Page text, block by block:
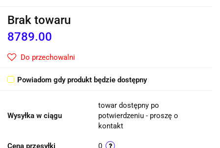
Brak towaru
8789.00
Do przechowalni
Powiadom gdy produkt będzie dostępny
Wysyłka w ciągu
towar dostępny po
potwierdzeniu - proszę o
kontakt
Cena przesyłki 0